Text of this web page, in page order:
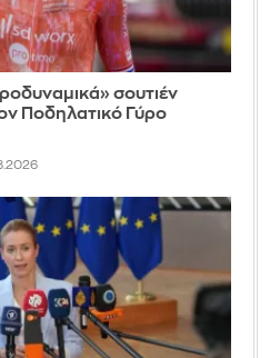
σουτιέν
Ποδηλατικό Γύρο